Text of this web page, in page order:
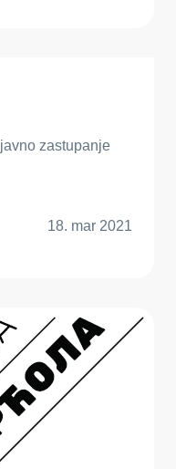
zastupanje
18. mar 2021